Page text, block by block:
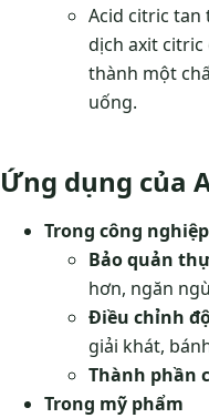
Acid citric
dịch axit
thành một
uống.
Ứng dụng của
Trong công
Bảo quản
hơn, ngăn
Điều chỉnh
giải khát,
Thành phần
Trong mỹ phẩm